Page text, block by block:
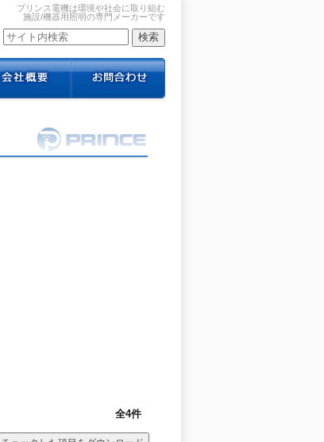
プリンス電機は環境や社会に取り組む
施設/機器用照明の専門メーカーです
全4件